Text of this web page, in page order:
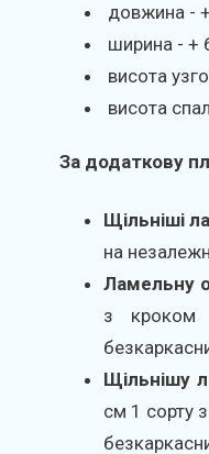
довжина -
ширина - +
висота
висота
За додаткову
Щільніші
на
Ламельну
з кроком
Щільнішу
см 1 сорту